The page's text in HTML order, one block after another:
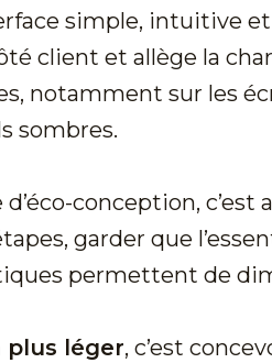
simple, intuitive
client et allège la
notamment sur les
sombres.
conception, c’est
garder que
permettent de
plus léger, c’est